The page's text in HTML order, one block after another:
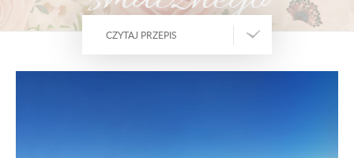
CZYTAJ PRZEPIS